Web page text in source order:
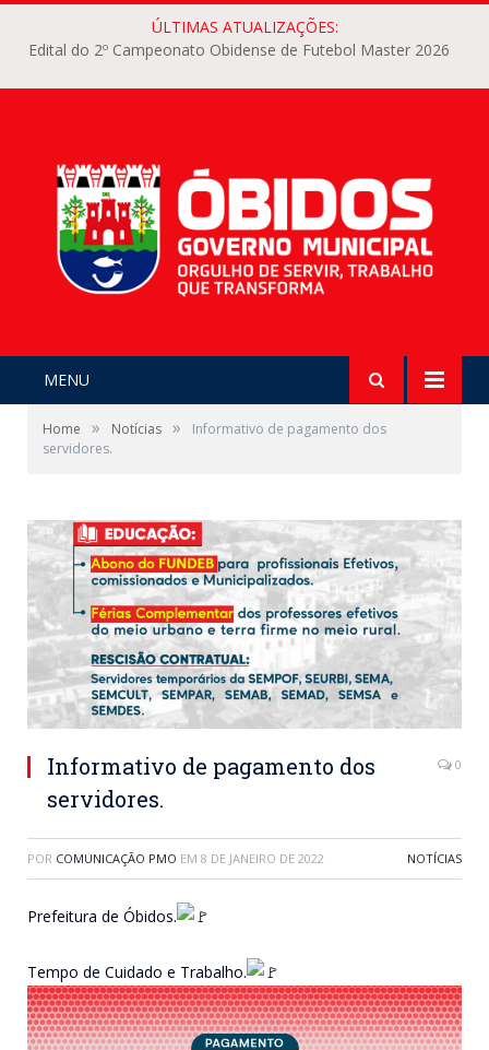
ÚLTIMAS ATUALIZAÇÕES:
Edital do 2º Campeonato Obidense de Futebol Master 2026
MENU
Home » Notícias »
Informativo de pagamento dos
servidores.
Informativo de pagamento dos
servidores.
0
POR COMUNICAÇÃO PMO EM 8 DE JANEIRO DE 2022 NOTÍCIAS
Prefeitura de Óbidos.
Tempo de Cuidado e Trabalho.